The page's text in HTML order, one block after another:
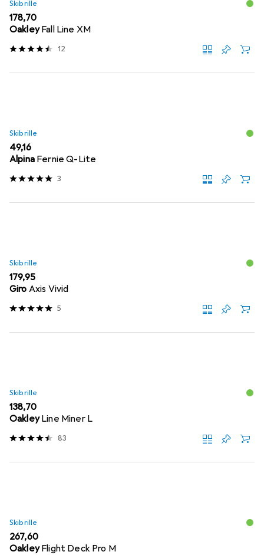
Skibrille
EUR
178,70
Oakley Fall Line XM
12
Skibrille
EUR
49,16
Alpina Fernie Q-Lite
3
Skibrille
EUR
179,95
Giro Axis Vivid
5
Skibrille
EUR
138,70
Oakley Line Miner L
83
Skibrille
EUR
267,60
Oakley Flight Deck Pro M